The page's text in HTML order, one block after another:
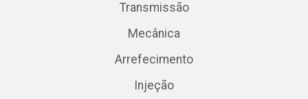
Transmissão
Mecânica
Arrefecimento
Injeção